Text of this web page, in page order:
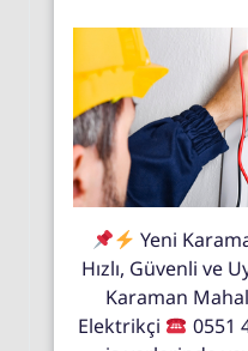
Yeni
Hızlı, Güvenli ve
Karaman
Elektrikçi
0551